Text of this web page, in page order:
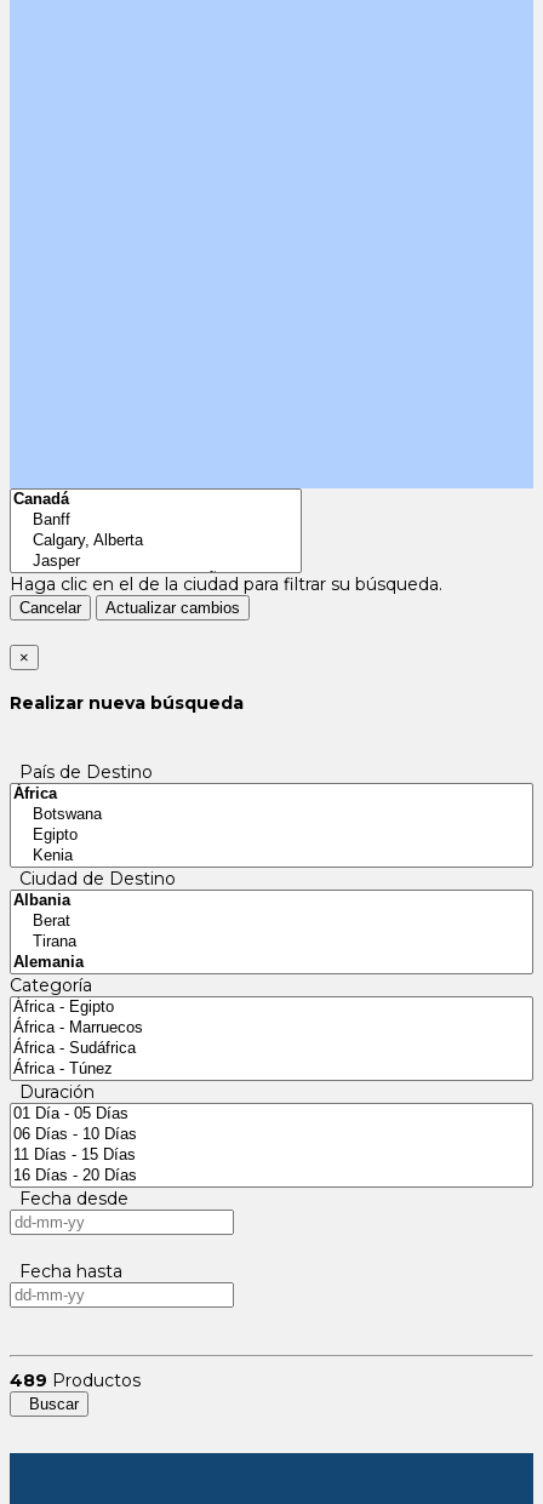
Haga clic en el de la ciudad para filtrar su búsqueda.
Cancelar Actualizar cambios
×
Realizar nueva búsqueda
País de Destino
Ciudad de Destino
Categoría
Duración
Fecha desde
Fecha hasta
489 Productos
Buscar